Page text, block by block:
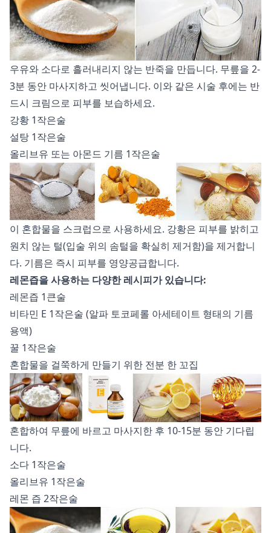
우유와 소다로 흘러내리지 않는 반죽을 만듭니다. 무릎을 2-
3분 동안 마사지하고 씻어냅니다. 이와 같은 시술 후에는 반
드시 크림으로 피부를 보습하세요.
강황 1작은술
설탕 1작은술
올리브유 또는 아몬드 기름 1작은술
이 혼합물을 스크럽으로 사용하세요. 강황은 피부를 밝히고
원치 않는 털(입술 위의 솜털을 확실히 제거함)을 제거합니
다. 기름은 즉시 피부를 영양공급합니다.
레몬즙을 사용하는 다양한 레시피가 있습니다:
레몬즙 1큰술
비타민 E 1작은술 (알파 토코페롤 아세테이트 형태의 기름
용액)
꿀 1작은술
혼합물을 걸쭉하게 만들기 위한 전분 한 꼬집
혼합하여 무릎에 바르고 마사지한 후 10-15분 동안 기다립
니다.
소다 1작은술
올리브유 1작은술
레몬 즙 2작은술